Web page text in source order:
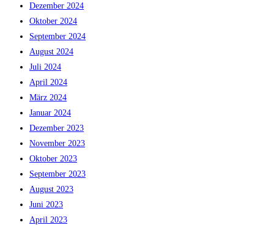
Dezember 2024
Oktober 2024
September 2024
August 2024
Juli 2024
April 2024
März 2024
Januar 2024
Dezember 2023
November 2023
Oktober 2023
September 2023
August 2023
Juni 2023
April 2023